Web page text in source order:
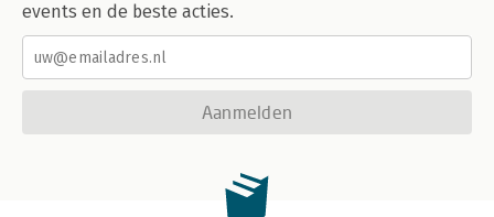
events en de beste acties.
Aanmelden